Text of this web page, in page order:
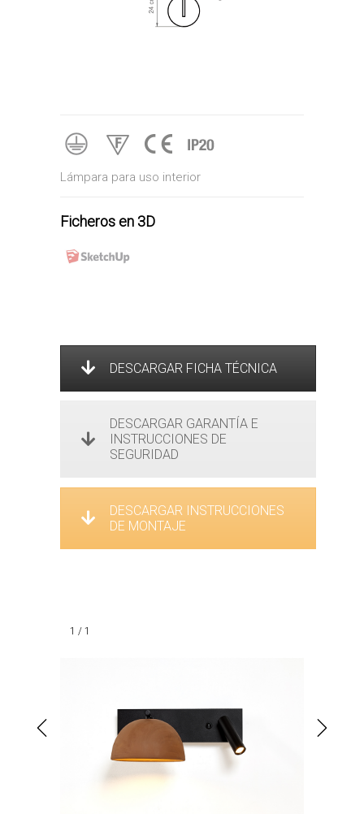
Lámpara para uso interior
Ficheros en 3D
DESCARGAR FICHA TÉCNICA
DESCARGAR GARANTÍA E
INSTRUCCIONES DE
SEGURIDAD
DESCARGAR INSTRUCCIONES
DE MONTAJE
1 / 1